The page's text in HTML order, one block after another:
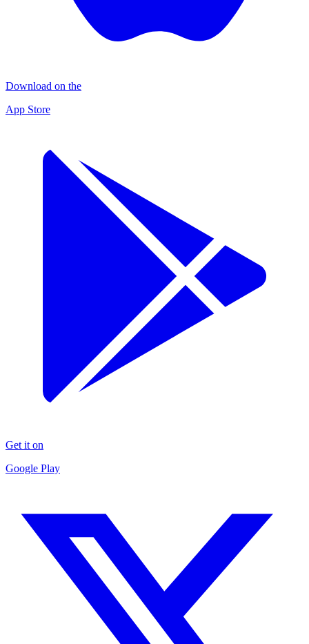
Download on the
App Store
Get it on
Google Play